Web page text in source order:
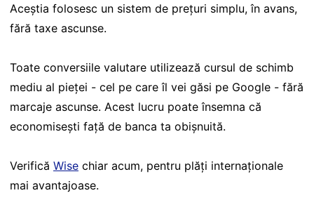
Aceștia folosesc un sistem de prețuri simplu, în avans,
fără taxe ascunse.
Toate conversiile valutare utilizează cursul de schimb
mediu al pieței - cel pe care îl vei găsi pe Google - fără
marcaje ascunse. Acest lucru poate însemna că
economisești față de banca ta obișnuită.
Verifică Wise chiar acum, pentru plăți internaționale
mai avantajoase.